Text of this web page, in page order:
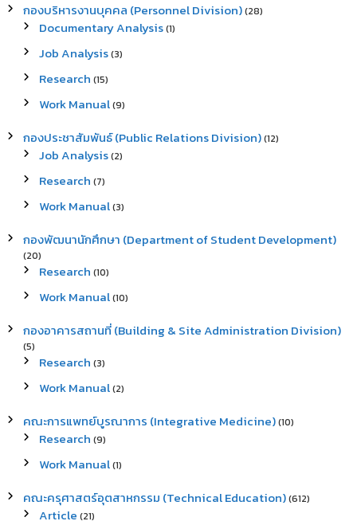
กองบริหารงานบุคคล (Personnel Division)(28)
Documentary Analysis(1)
Job Analysis(3)
Research (15)
Work Manual(9)
กองประชาสัมพันธ์ (Public Relations Division)(12)
Job Analysis(2)
Research (7)
Work Manual(3)
กองพัฒนานักศึกษา (Department of Student Development)
(20)
Research (10)
Work Manual(10)
กองอาคารสถานที่ (Building & Site Administration Division)
(5)
Research (3)
Work Manual(2)
คณะการแพทย์บูรณาการ (Integrative Medicine)(10)
Research (9)
Work Manual(1)
คณะครุศาสตร์อุตสาหกรรม (Technical Education)(612)
Article (21)